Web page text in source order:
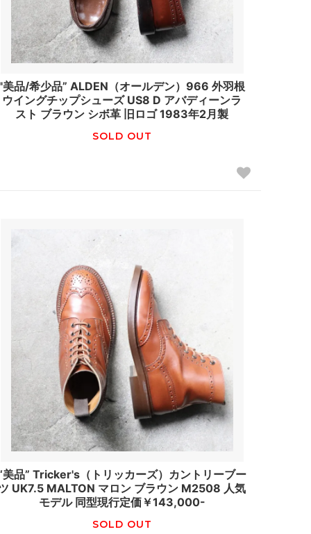
美品/希少品” ALDEN（オールデン）966 外羽根
ウイングチップシューズ US8 D アバディーンラ
スト ブラウン シボ革 旧ロゴ 1983年2月製
SOLD OUT
美品” Tricker's（トリッカーズ）カントリーブー
UK7.5 MALTON マロン ブラウン M2508 人気
モデル 同型現行定価￥143,000-
SOLD OUT